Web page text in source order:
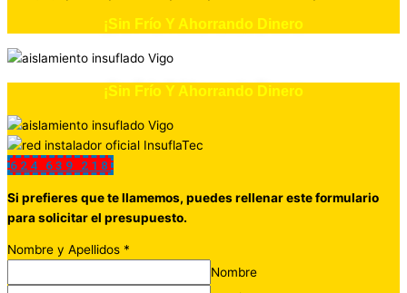
¡Sin Frío Y Ahorrando Dinero
¡Sin Frío Y Ahorrando Dinero
624 639 218
Si prefieres que te llamemos, puedes rellenar este formulario
para solicitar el presupuesto.
Nombre y Apellidos *
Nombre